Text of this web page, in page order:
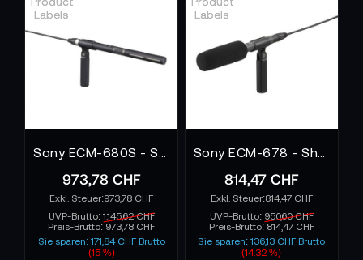
973,78 CHF
973,78 CHF
UVP-Brutto: 1.145,62 CHF
Preis-Brutto: 973,78 CHF
Sie sparen: 171,84 CHF Brutto
(15 %)
814,47 CHF
814,47 CHF
UVP-Brutto: 950,60 CHF
Preis-Brutto: 814,47 CHF
Sie sparen: 136,13 CHF Brutto
(14.32 %)